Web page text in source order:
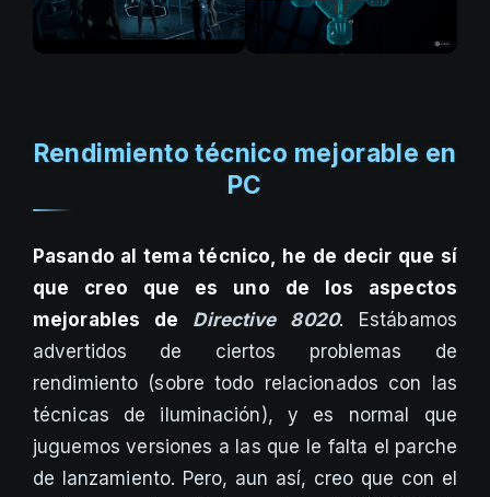
Rendimiento técnico mejorable en
PC
Pasando al tema técnico, he de decir que sí
que creo que es uno de los aspectos
mejorables de Directive 8020. Estábamos
advertidos de ciertos problemas de
rendimiento (sobre todo relacionados con las
técnicas de iluminación), y es normal que
juguemos versiones a las que le falta el parche
de lanzamiento. Pero, aun así, creo que con el